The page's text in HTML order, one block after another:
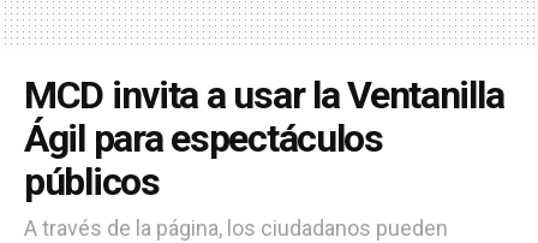
MCD invita a usar la Ventanilla
Ágil para espectáculos
públicos
A través de la página, los ciudadanos pueden